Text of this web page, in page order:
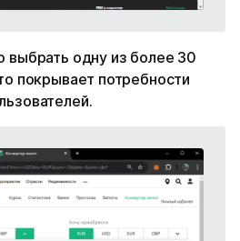
выбрать одну из более 30
покрывает потребности